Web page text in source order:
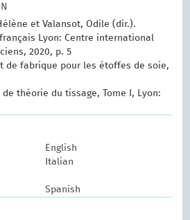
et Valansot, Odile (dir.).
Lyon: Centre international
2020, p. 5
de fabrique pour les étoffes de soie,
théorie du tissage, Tome I, Lyon:
English
Italian
Spanish